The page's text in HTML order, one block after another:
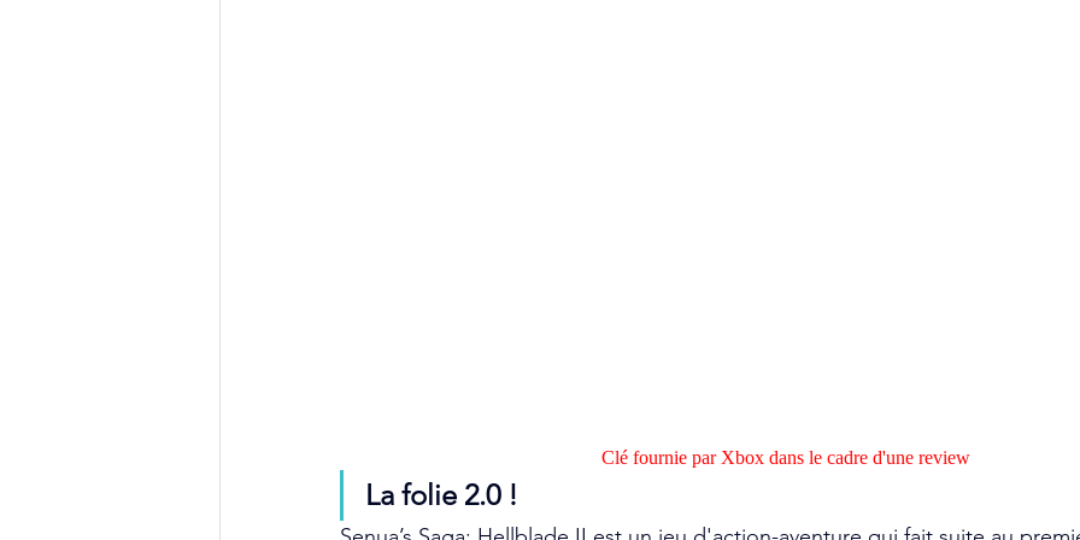
Clé fournie par Xbox dans le cadre d'une review
La folie 2.0 !